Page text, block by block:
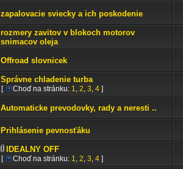
zapalovacie sviecky a ich poskodenie
rozmery zavitov v blokoch motorov
snimacov oleja
Offroad slovnicek
Správne chladenie turba
[ Choď na stránku: 1, 2, 3, 4 ]
Automaticke prevodovky, rady a neresti ..
Prihlásenie pevnosťáku
IDEALNY OFF
[ Choď na stránku: 1, 2, 3, 4 ]